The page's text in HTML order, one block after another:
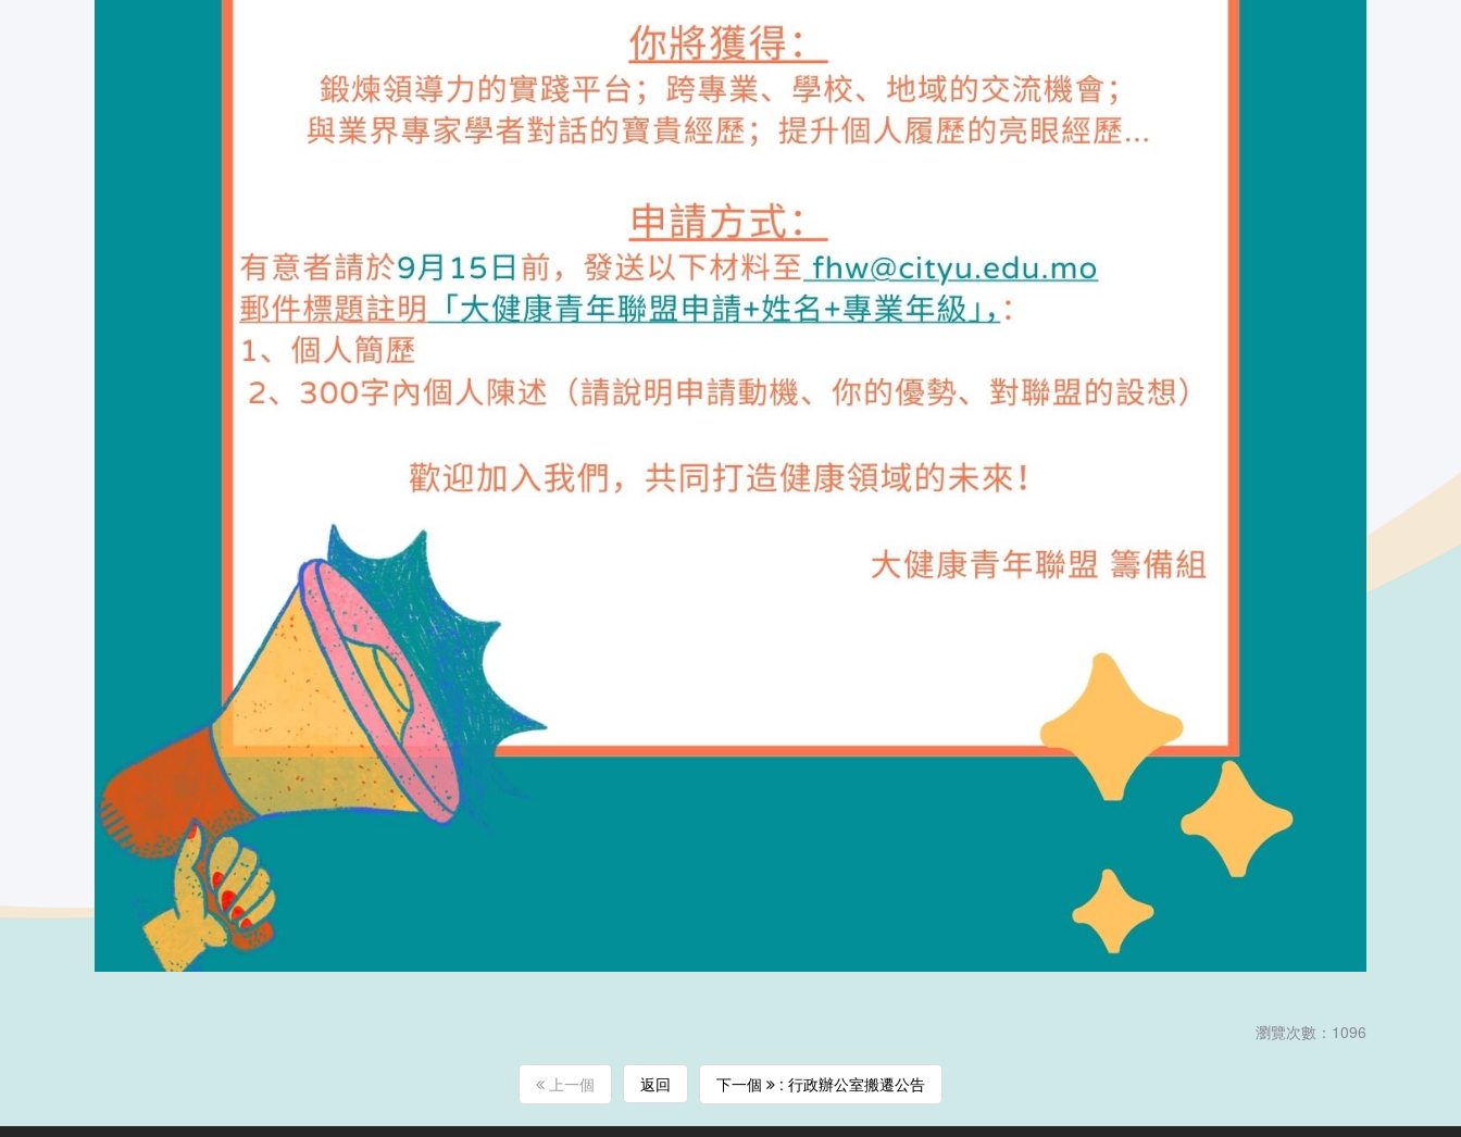
瀏覽次數：1096
上一個 返回 下一個 : 行政辦公室搬遷公告